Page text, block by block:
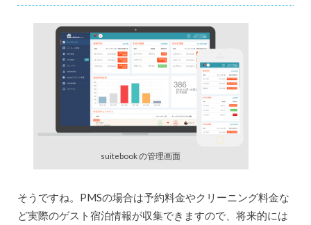
suitebook の管理画面
そうですね。PMSの場合は予約料金やクリーニング料金な
ど実際のゲスト宿泊情報が収集できますので、将来的には